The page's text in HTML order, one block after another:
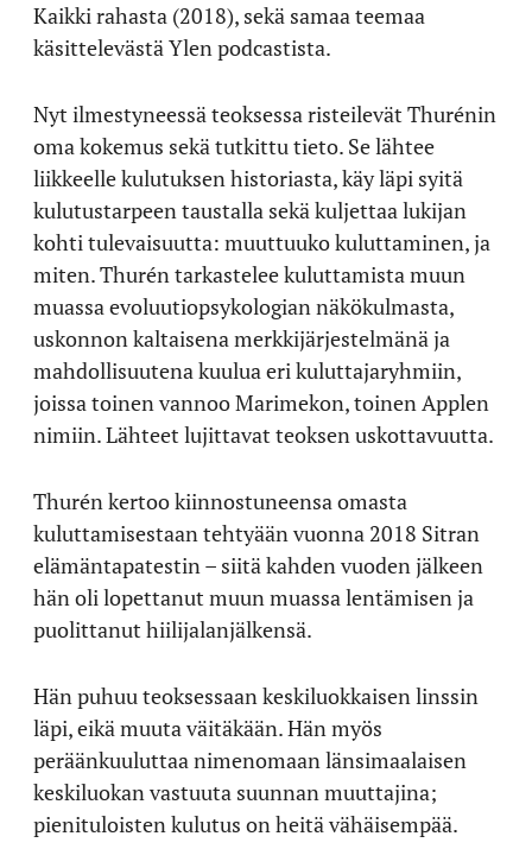
Kaikki rahasta (2018), sekä samaa teemaa
käsittelevästä Ylen podcastista.
Nyt ilmestyneessä teoksessa risteilevät Thurénin
oma kokemus sekä tutkittu tieto. Se lähtee
liikkeelle kulutuksen historiasta, käy läpi syitä
kulutustarpeen taustalla sekä kuljettaa lukijan
kohti tulevaisuutta: muuttuuko kuluttaminen, ja
miten. Thurén tarkastelee kuluttamista muun
muassa evoluutiopsykologian näkökulmasta,
uskonnon kaltaisena merkkijärjestelmänä ja
mahdollisuutena kuulua eri kuluttajaryhmiin,
joissa toinen vannoo Marimekon, toinen Applen
nimiin. Lähteet lujittavat teoksen uskottavuutta.
Thurén kertoo kiinnostuneensa omasta
kuluttamisestaan tehtyään vuonna 2018 Sitran
elämäntapatestin – siitä kahden vuoden jälkeen
hän oli lopettanut muun muassa lentämisen ja
puolittanut hiilijalanjälkensä.
Hän puhuu teoksessaan keskiluokkaisen linssin
läpi, eikä muuta väitäkään. Hän myös
peräänkuuluttaa nimenomaan länsimaalaisen
keskiluokan vastuuta suunnan muuttajina;
pienituloisten kulutus on heitä vähäisempää.